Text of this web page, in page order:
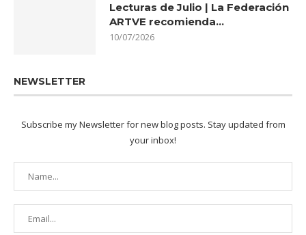
Lecturas de Julio | La Federación
ARTVE recomienda…
10/07/2026
NEWSLETTER
Subscribe my Newsletter for new blog posts. Stay updated from
your inbox!